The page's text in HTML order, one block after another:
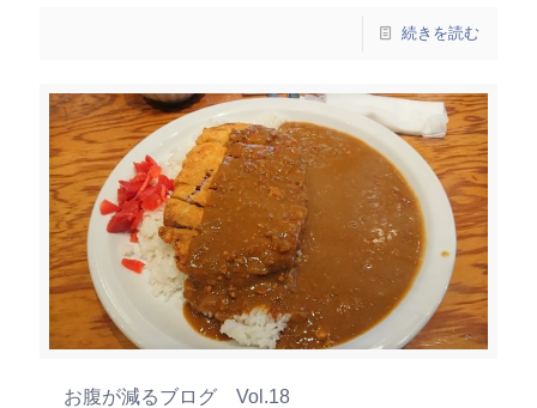
続きを読む
お腹が減るブログ Vol.18